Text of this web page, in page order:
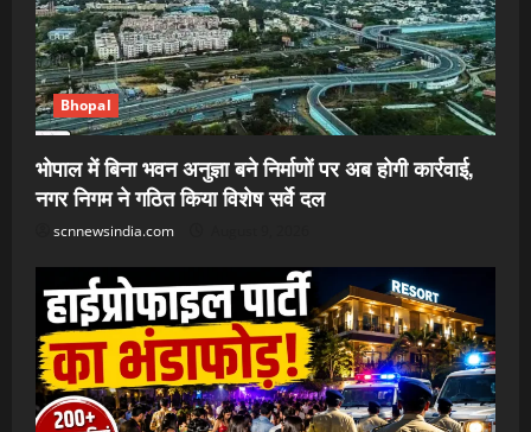
Bhopal
भोपाल में बिना भवन अनुज्ञा बने निर्माणों पर अब होगी कार्रवाई,
नगर निगम ने गठित किया विशेष सर्वे दल
scnnewsindia.com